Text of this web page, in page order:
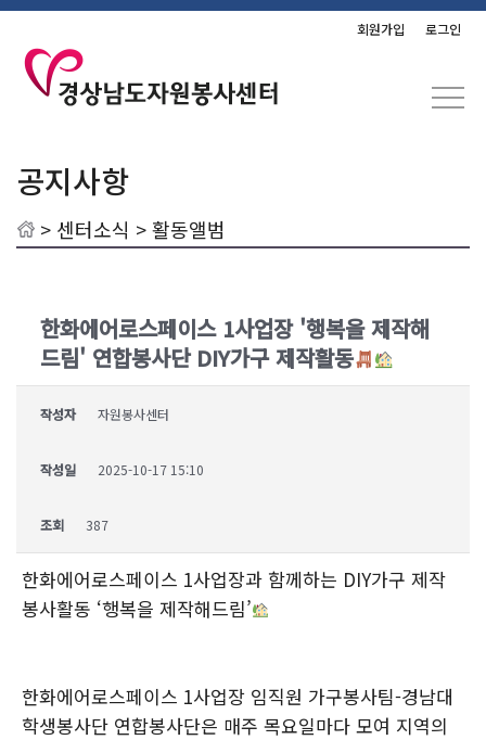
회원가입 로그인
공지사항
> 센터소식 > 활동앨범
한화에어로스페이스 1사업장 '행복을 제작해
드림' 연합봉사단 DIY가구 제작활동
작성자 자원봉사센터
작성일 2025-10-17 15:10
조회 387
한화에어로스페이스 1사업장과 함께하는 DIY가구 제작
봉사활동 ‘행복을 제작해드림’
한화에어로스페이스 1사업장 임직원 가구봉사팀-경남대
학생봉사단 연합봉사단은 매주 목요일마다 모여 지역의